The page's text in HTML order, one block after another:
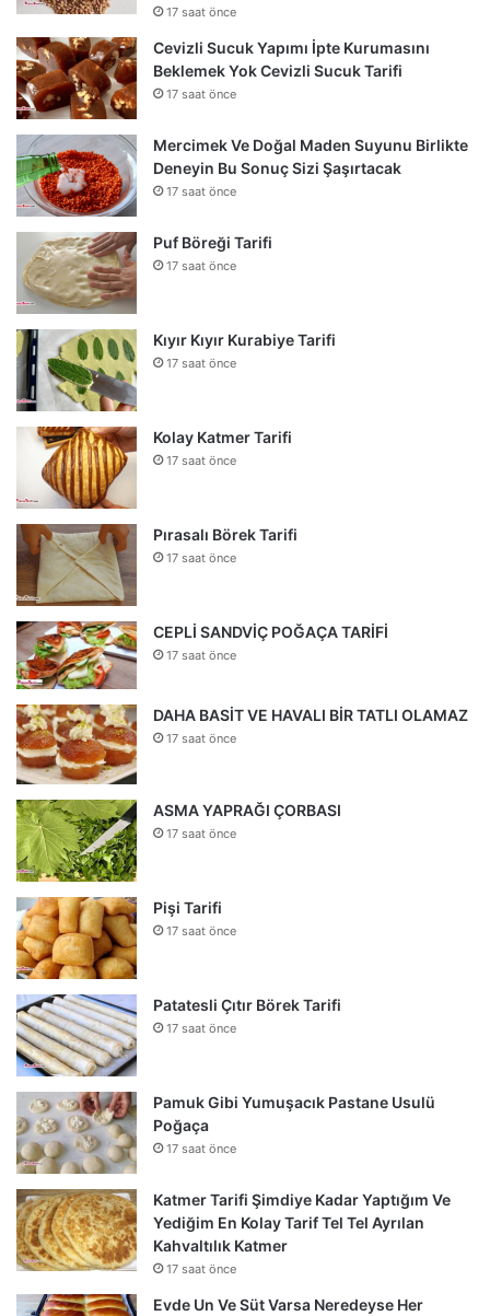
17 saat önce
Cevizli Sucuk Yapımı İpte Kurumasını
Beklemek Yok Cevizli Sucuk Tarifi
17 saat önce
Mercimek Ve Doğal Maden Suyunu Birlikte
Deneyin Bu Sonuç Sizi Şaşırtacak
17 saat önce
Puf Böreği Tarifi
17 saat önce
Kıyır Kıyır Kurabiye Tarifi
17 saat önce
Kolay Katmer Tarifi
17 saat önce
Pırasalı Börek Tarifi
17 saat önce
CEPLİ SANDVİÇ POĞAÇA TARİFİ
17 saat önce
DAHA BASİT VE HAVALI BİR TATLI OLAMAZ
17 saat önce
ASMA YAPRAĞI ÇORBASI
17 saat önce
Pişi Tarifi
17 saat önce
Patatesli Çıtır Börek Tarifi
17 saat önce
Pamuk Gibi Yumuşacık Pastane Usulü
Poğaça
17 saat önce
Katmer Tarifi Şimdiye Kadar Yaptığım Ve
Yediğim En Kolay Tarif Tel Tel Ayrılan
Kahvaltılık Katmer
17 saat önce
Evde Un Ve Süt Varsa Neredeyse Her